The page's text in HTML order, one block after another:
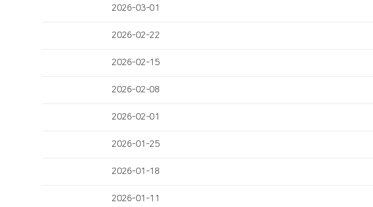
2026-03-01
2026-02-22
2026-02-15
2026-02-08
2026-02-01
2026-01-25
2026-01-18
2026-01-11